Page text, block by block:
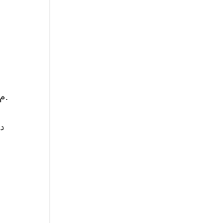
- المدخل السلوكي ومكافحة الفساد، فيصل الشهري،alwatan.com.sa ، 27/9/2020م.